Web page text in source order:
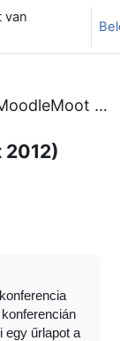
van
Előadások (MoodleMoot 2012)
2012)
egy űrlapot a